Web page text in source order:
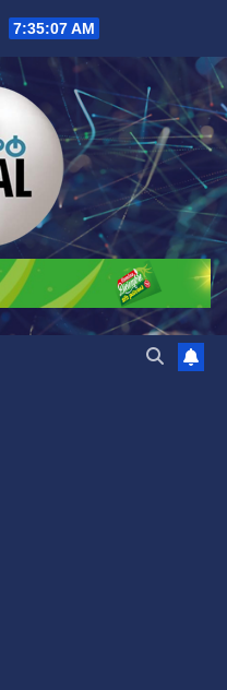
7:35:07 AM